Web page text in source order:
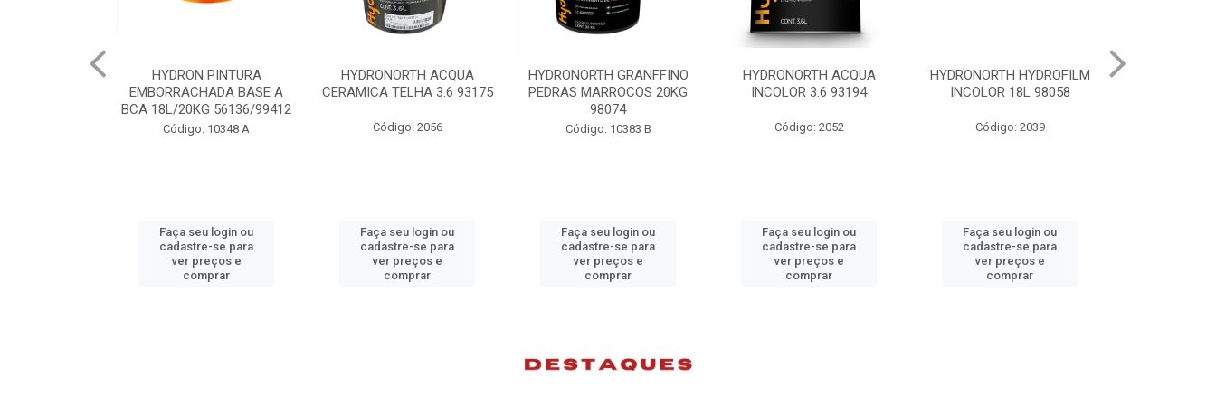
HYDRONORTH ACQUA
CERAMICA TELHA 3.6 93175
Código: 2056
Faça seu login ou
cadastre-se para
ver preços e
comprar
HYDRONORTH GRANFFINO
PEDRAS MARROCOS 20KG
Código: 10383 B
Faça seu login ou
cadastre-se para
ver preços e
comprar
HYDRONORTH ACQUA
INCOLOR 3.6 93194
Código: 2052
Faça seu login ou
cadastre-se para
ver preços e
comprar
HYDRONORTH HYDROFILM
INCOLOR 18L 98058
Código: 2039
Faça seu login ou
cadastre-se para
ver preços e
comprar
HYDRONORTH ACR STAND
RENDE BCO GELO 3.6 8341
Código: 10219
Faça seu login ou
cadastre-se para
ver preços e
comprar